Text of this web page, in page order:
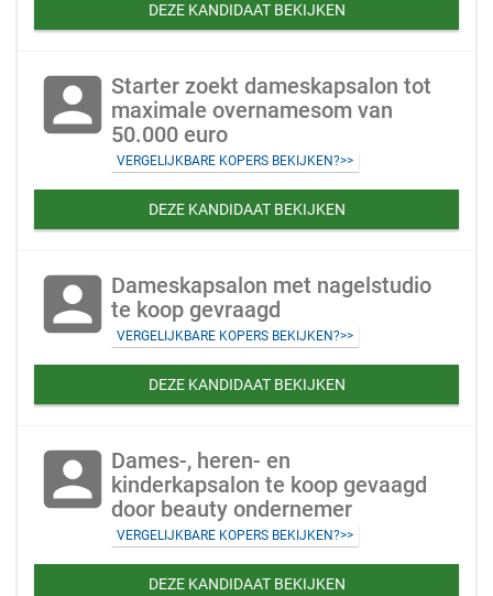
DEZE KANDIDAAT BEKIJKEN
account_box Starter zoekt dameskapsalon tot
maximale overnamesom van
50.000 euro
VERGELIJKBARE KOPERS BEKIJKEN?>>
DEZE KANDIDAAT BEKIJKEN
account_box Dameskapsalon met nagelstudio
te koop gevraagd
VERGELIJKBARE KOPERS BEKIJKEN?>>
DEZE KANDIDAAT BEKIJKEN
account_box Dames-, heren- en
kinderkapsalon te koop gevaagd
door beauty ondernemer
VERGELIJKBARE KOPERS BEKIJKEN?>>
DEZE KANDIDAAT BEKIJKEN